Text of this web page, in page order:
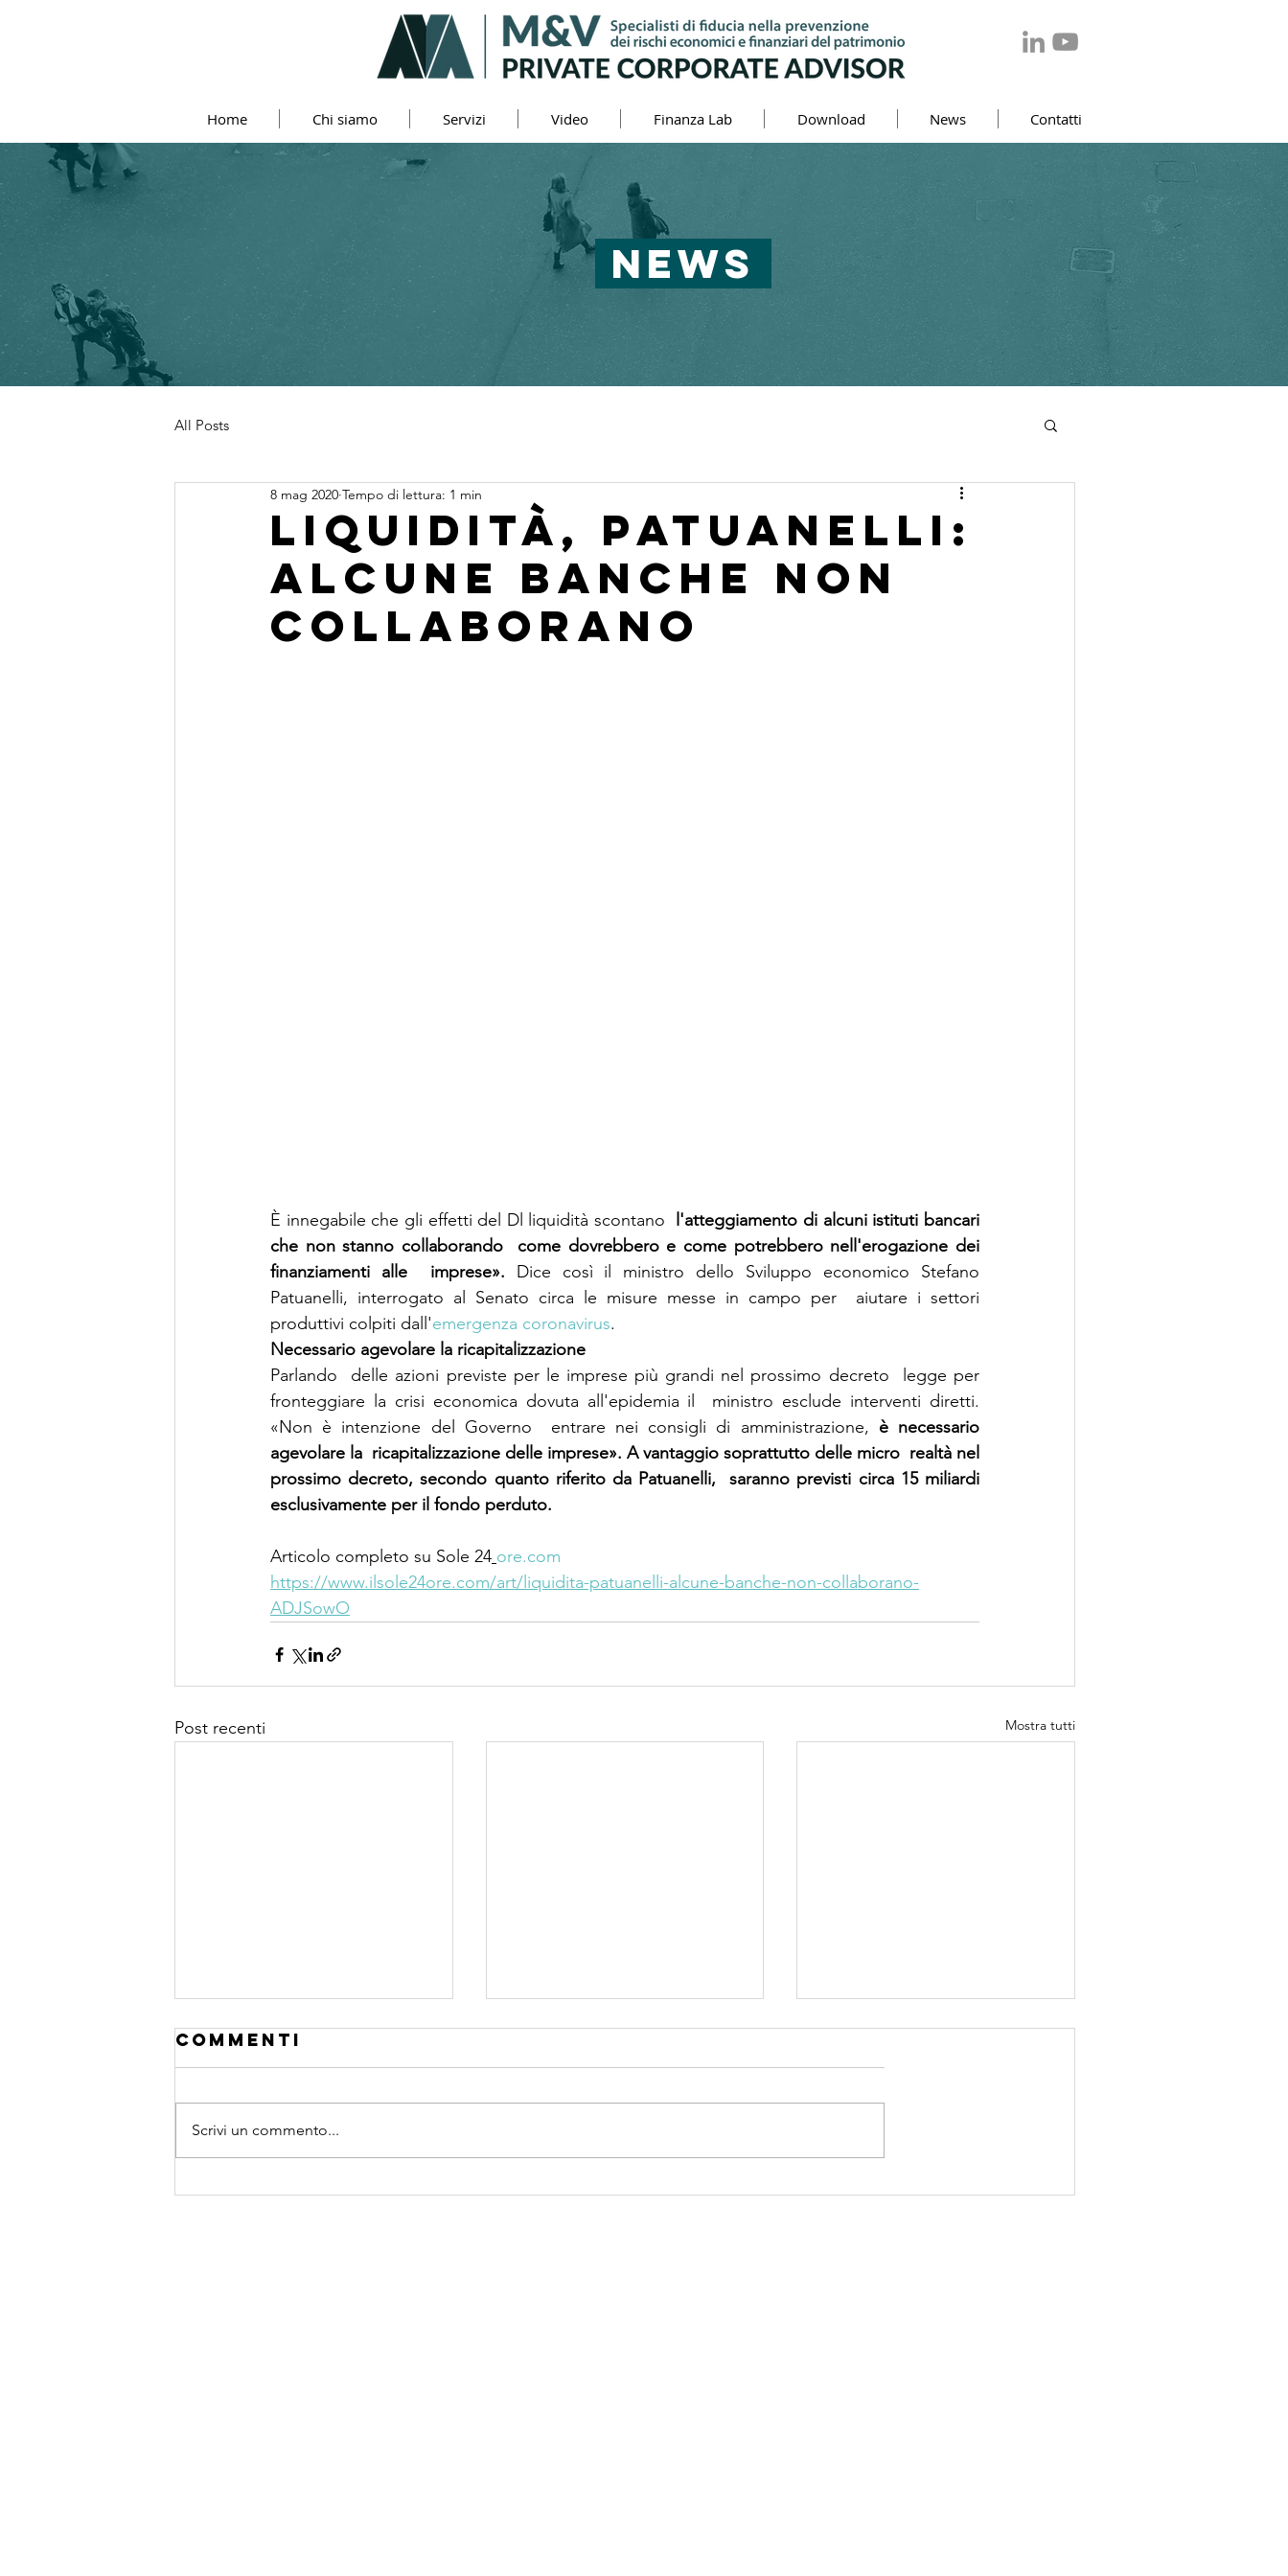
Home Chi siamo Servizi Video Finanza Lab Download News Contatti
NEWS
All Posts
Liquidità, Patuanelli:
alcune banche non
collaborano
8 mag 2020 Tempo di lettura: 1 min
È innegabile che gli effetti del Dl liquidità scontano
  l'atteggiamento di alcuni istituti bancari
che non stanno collaborando  come dovrebbero e come potrebbero nell'erogazione dei
finanziamenti alle  imprese». Dice così il ministro dello Sviluppo economico Stefano
Patuanelli, interrogato al Senato circa le misure messe in campo per  aiutare i settori
produttivi colpiti dall'emergenza coronavirus.
Necessario agevolare la ricapitalizzazione
Parlando  delle azioni previste per le imprese più grandi nel prossimo decreto  legge per
fronteggiare la crisi economica dovuta all'epidemia il  ministro esclude interventi diretti.
«Non è intenzione del Governo  entrare nei consigli di amministrazione, è necessario
agevolare la  ricapitalizzazione delle imprese». A vantaggio soprattutto delle micro  realtà nel
prossimo decreto, secondo quanto riferito da Patuanelli,  saranno previsti circa 15 miliardi
esclusivamente per il fondo perduto.
Articolo completo su Sole 24 ore.com
https://www.ilsole24ore.com/art/liquidita-patuanelli-alcune-banche-non-collaborano-
ADJSowO
Post recenti Mostra tutti
esponente di
A Scuola
Startup Fixing,
Commenti
Scrivi un commento...